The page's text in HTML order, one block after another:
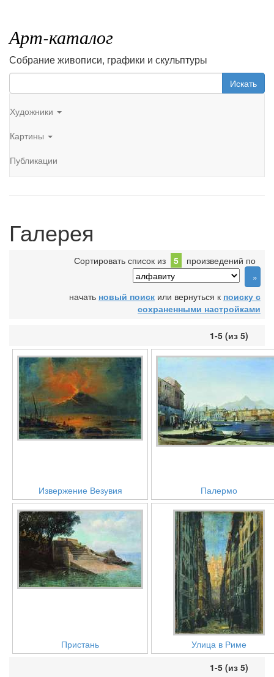
Арт-каталог
Собрание живописи, графики и скульптуры
Искать
Художники
Картины
Публикации
Галерея
Сортировать список из 5 произведений по
начать новый поиск или вернуться к поиску с
сохраненными настройками
1-5 (из 5)
Извержение Везувия Палермо
Пристань
Улица в Риме
1-5 (из 5)